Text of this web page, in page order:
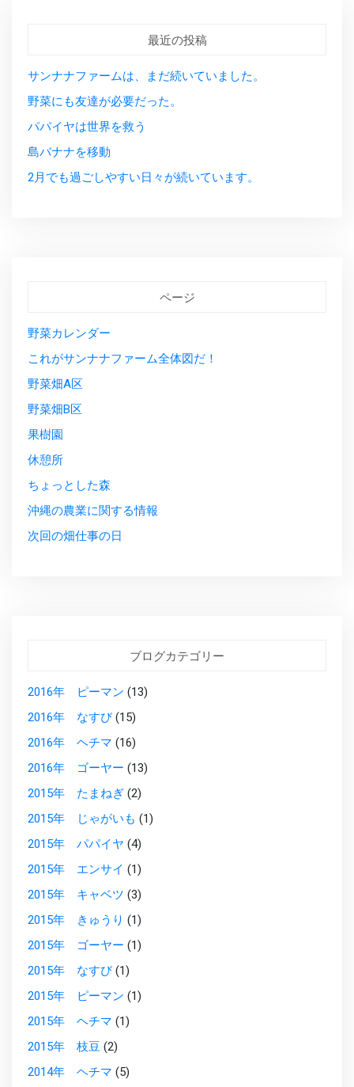
最近の投稿
サンナナファームは、まだ続いていました。
野菜にも友達が必要だった。
パパイヤは世界を救う
島バナナを移動
2月でも過ごしやすい日々が続いています。
ページ
野菜カレンダー
これがサンナナファーム全体図だ！
野菜畑A区
野菜畑B区
果樹園
休憩所
ちょっとした森
沖縄の農業に関する情報
次回の畑仕事の日
ブログカテゴリー
2016年 ピーマン (13)
2016年 なすび(15)
2016年 ヘチマ (16)
2016年 ゴーヤー (13)
2015年 たまねぎ (2)
2015年 じゃがいも (1)
2015年 パパイヤ (4)
2015年 エンサイ (1)
2015年 キャベツ (3)
2015年 きゅうり (1)
2015年 ゴーヤー (1)
2015年 なすび(1)
2015年 ピーマン (1)
2015年 ヘチマ (1)
2015年 枝豆 (2)
2014年 ヘチマ (5)